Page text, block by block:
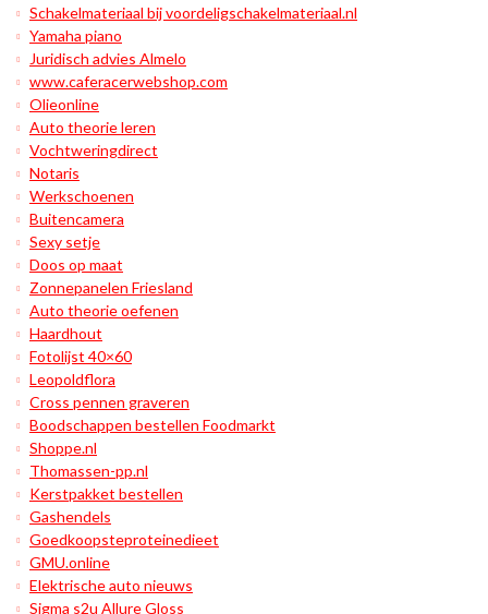
Schakelmateriaal bij voordeligschakelmateriaal.nl
Yamaha piano
Juridisch advies Almelo
www.caferacerwebshop.com
Olieonline
Auto theorie leren
Vochtweringdirect
Notaris
Werkschoenen
Buitencamera
Sexy setje
Doos op maat
Zonnepanelen Friesland
Auto theorie oefenen
Haardhout
Fotolijst 40×60
Leopoldflora
Cross pennen graveren
Boodschappen bestellen Foodmarkt
Shoppe.nl
Thomassen-pp.nl
Kerstpakket bestellen
Gashendels
Goedkoopsteproteinedieet
GMU.online
Elektrische auto nieuws
Sigma s2u Allure Gloss